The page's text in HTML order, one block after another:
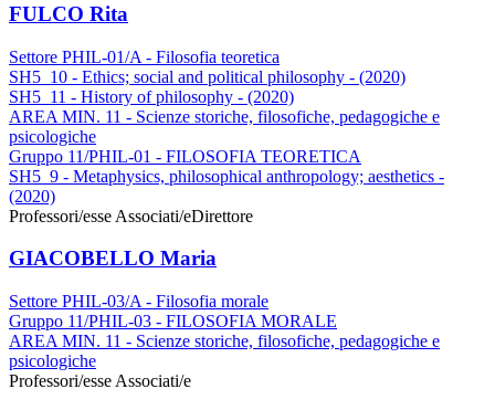
FULCO Rita
Settore PHIL-01/A - Filosofia teoretica
SH5_10 - Ethics; social and political philosophy - (2020)
SH5_11 - History of philosophy - (2020)
AREA MIN. 11 - Scienze storiche, filosofiche, pedagogiche e
psicologiche
Gruppo 11/PHIL-01 - FILOSOFIA TEORETICA
SH5_9 - Metaphysics, philosophical anthropology; aesthetics -
(2020)
Professori/esse Associati/eDirettore
GIACOBELLO Maria
Settore PHIL-03/A - Filosofia morale
Gruppo 11/PHIL-03 - FILOSOFIA MORALE
AREA MIN. 11 - Scienze storiche, filosofiche, pedagogiche e
psicologiche
Professori/esse Associati/e